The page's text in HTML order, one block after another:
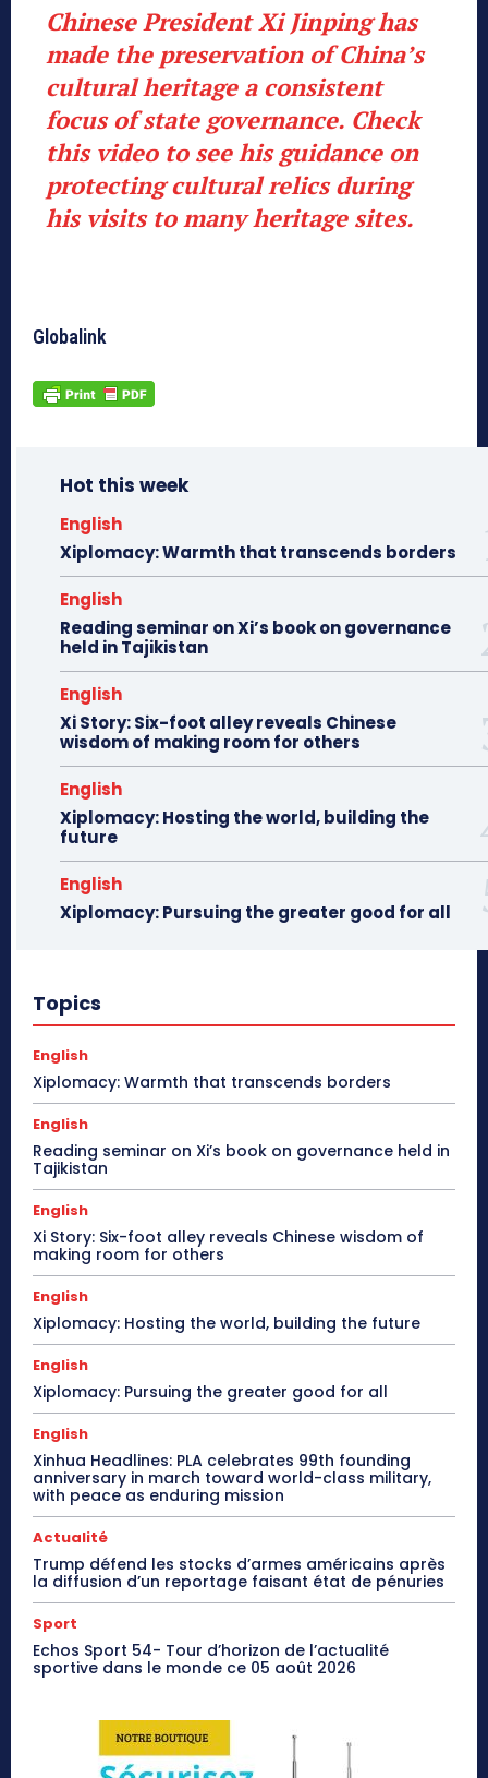
Chinese President Xi Jinping has
made the preservation of China’s
cultural heritage a consistent
focus of state governance. Check
this video to see his guidance on
protecting cultural relics during
his visits to many heritage sites.
Globalink
Hot this week
English
Xiplomacy: Warmth that transcends borders
English
Reading seminar on Xi’s book on governance
held in Tajikistan
English
Xi Story: Six-foot alley reveals Chinese
wisdom of making room for others
English
Xiplomacy: Hosting the world, building the
future
English
Xiplomacy: Pursuing the greater good for all
Topics
English
Xiplomacy: Warmth that transcends borders
English
Reading seminar on Xi’s book on governance held in
Tajikistan
English
Xi Story: Six-foot alley reveals Chinese wisdom of
making room for others
English
Xiplomacy: Hosting the world, building the future
English
Xiplomacy: Pursuing the greater good for all
English
Xinhua Headlines: PLA celebrates 99th founding
anniversary in march toward world-class military,
with peace as enduring mission
Actualité
Trump défend les stocks d’armes américains après
la diffusion d’un reportage faisant état de pénuries
Sport
Echos Sport 54- Tour d’horizon de l’actualité
sportive dans le monde ce 05 août 2026